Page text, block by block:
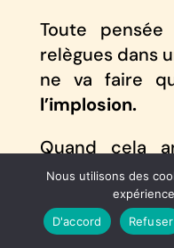
Toute
relègues dans
ne va faire
l’implosion.
Quand cela
l’impression
te mettre à
particulière.
Nous utilisons des
D'accord
Refuser